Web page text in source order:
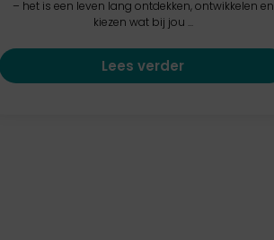
– het is een leven lang ontdekken, ontwikkelen en
kiezen wat bij jou ...
Lees verder